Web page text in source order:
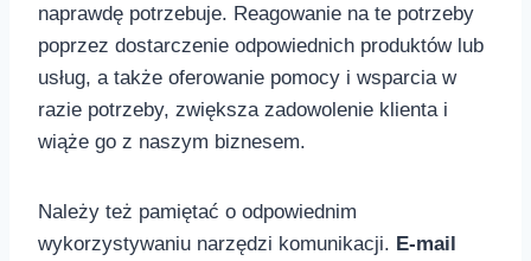
naprawdę⁤ potrzebuje. Reagowanie na te potrzeby
poprzez ⁣dostarczenie odpowiednich‌ produktów lub
usług, ⁢a także oferowanie pomocy i wsparcia w
razie potrzeby, zwiększa zadowolenie klienta i⁣
wiąże go z naszym biznesem.
Należy też pamiętać o odpowiednim
wykorzystywaniu narzędzi komunikacji. E-mail